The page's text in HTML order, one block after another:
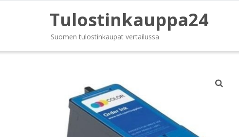
Tulostinkauppa24
Suomen tulostinkaupat vertailussa